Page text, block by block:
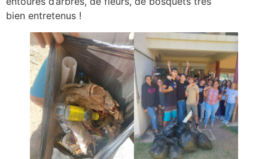
bien entretenus !